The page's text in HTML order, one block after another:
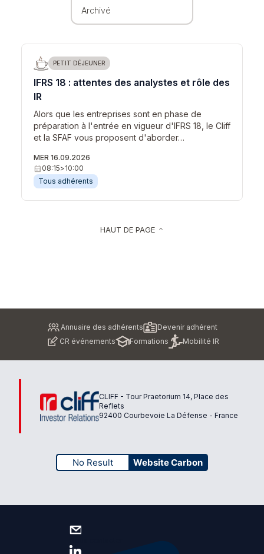
Archivé
PETIT DÉJEUNER
IFRS 18 : attentes des analystes et rôle des
IR
Alors que les entreprises sont en phase de
préparation à l'entrée en vigueur d'IFRS 18, le Cliff
et la SFAF vous proposent d'aborder…
MER 16.09.2026
calendar_month 08:15>10:00
Tous adhérents
HAUT DE PAGE keyboard_arrow_up
Annuaire des adhérents
Devenir adhérent
CR événements
Formations Mobilité IR
CLIFF - Tour Praetorium 14, Place des
Reflets
92400 Courbevoie La Défense - France
No Result Website Carbon